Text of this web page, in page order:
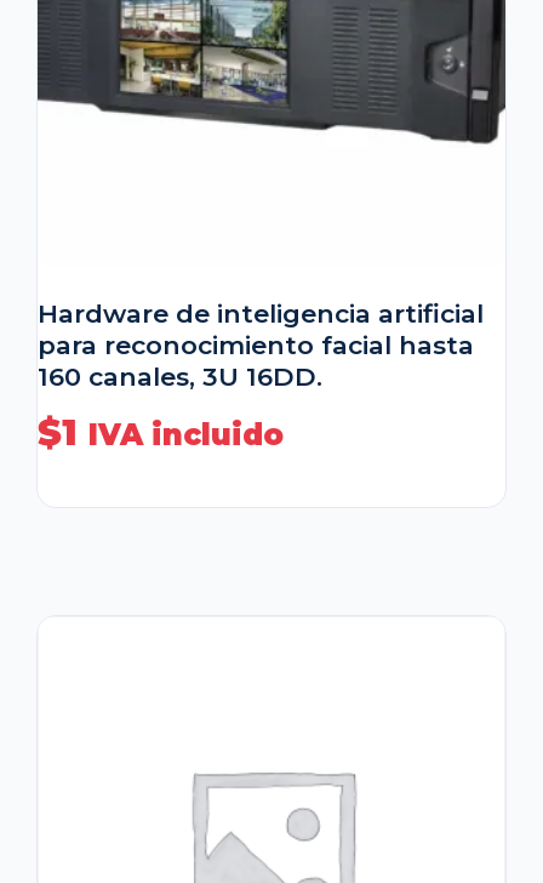
Hardware de inteligencia artificial
para reconocimiento facial hasta
160 canales, 3U 16DD.
$1 IVA incluido